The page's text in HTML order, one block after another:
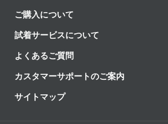
ご購入について
試着サービスについて
よくあるご質問
カスタマーサポートのご案内
サイトマップ